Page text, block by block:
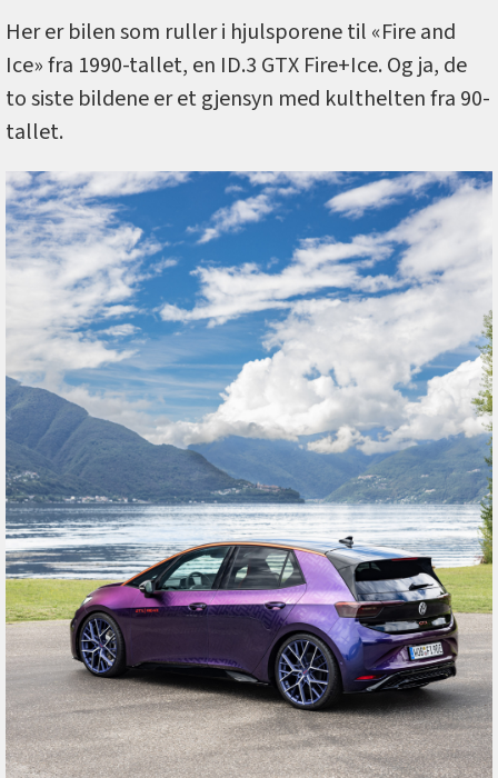
Her er bilen som ruller i hjulsporene til «Fire and
Ice» fra 1990-tallet, en ID.3 GTX Fire+Ice. Og ja, de
to siste bildene er et gjensyn med kulthelten fra 90-
tallet.